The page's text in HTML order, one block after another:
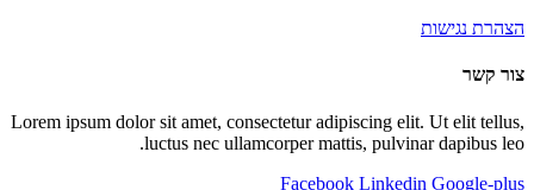
הצהרת נגישות
צור קשר
Lorem ipsum dolor sit amet, consectetur adipiscing elit. Ut elit tellus,
luctus nec ullamcorper mattis, pulvinar dapibus leo.
Facebook Linkedin Google-plus